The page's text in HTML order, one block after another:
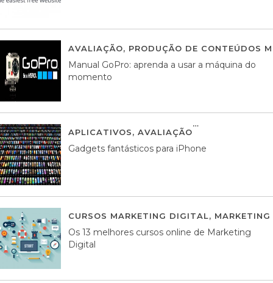
AVALIAÇÃO, PRODUÇÃO DE CONTEÚDOS
Manual GoPro: aprenda a usar a máquina do
momento
APLICATIVOS, AVALIAÇÃO
Gadgets fantásticos para iPhone
CURSOS MARKETING DIGITAL,
Os 13 melhores cursos online de Marketing
Digital